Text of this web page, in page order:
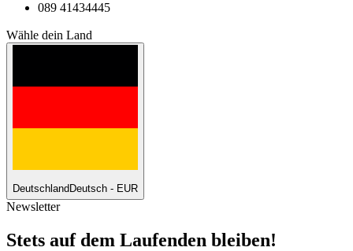
089 41434445
Wähle dein Land
Deutschland Deutsch - EUR
Newsletter
Stets auf dem Laufenden bleiben!